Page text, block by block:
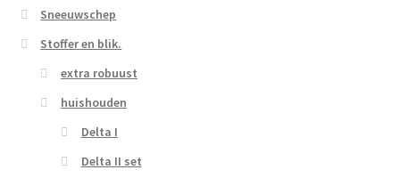
Sneeuwschep
Stoffer en blik.
extra robuust
huishouden
Delta I
Delta II set